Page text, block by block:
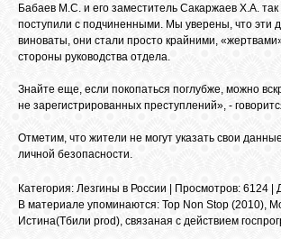
RSS
GOOGLE+
TWITTER
Бабаев М.С. и его заместитель Сакаржаев Х.А.
поступили с подчиненными. Мы уверены, что эти
виноваты, они стали просто крайними,
стороны руководства отдела.
Знайте еще, если покопаться поглубже, можно
не зарегистрированных преступлений», -
Отметим, что жители не могут указать свои
личной безопасности.
Категория: Лезгины в России Просмотров: 6124 |
В материале упоминаются: Top Non Stop (2010),
Истина(Тбили prod), связаная с действием